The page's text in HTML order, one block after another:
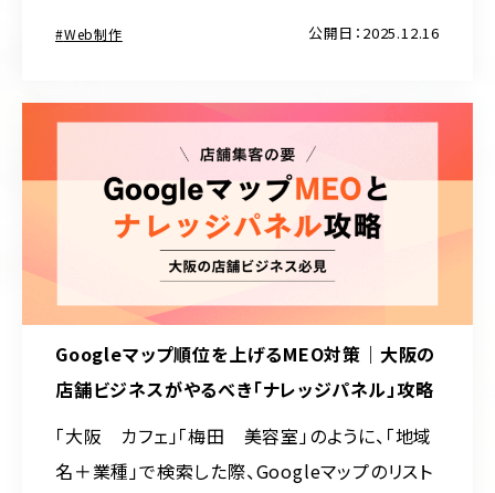
Web制作 公開日：2025.12.16
Googleマップ順位を上げるMEO対策｜大阪の
店舗ビジネスがやるべき「ナレッジパネル」攻略
「大阪 カフェ」「梅田 美容室」のように、「地域
名＋業種」で検索した際、Googleマップのリスト